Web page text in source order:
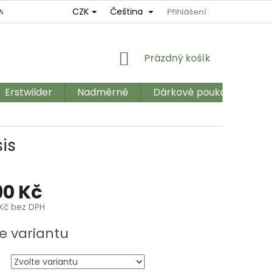
REKLAMAČNÍ ŘÁD OBCHODNÍ PODMÍNKY
CZK Čeština Přihlášení
NÁKUPNÍ
Prázdný košík
Erstwilder Nadměrné Dárkové poukazy
Kč
bez DPH
variantu